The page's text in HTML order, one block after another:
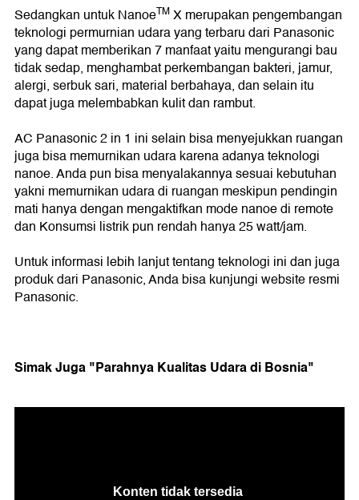
Sedangkan untuk NanoeTM X merupakan pengembangan
teknologi permurnian udara yang terbaru dari Panasonic
yang dapat memberikan 7 manfaat yaitu mengurangi bau
tidak sedap, menghambat perkembangan bakteri, jamur,
alergi, serbuk sari, material berbahaya, dan selain itu
dapat juga melembabkan kulit dan rambut.
AC Panasonic 2 in 1 ini selain bisa menyejukkan ruangan
juga bisa memurnikan udara karena adanya teknologi
nanoe. Anda pun bisa menyalakannya sesuai kebutuhan
yakni memurnikan udara di ruangan meskipun pendingin
mati hanya dengan mengaktifkan mode nanoe di remote
dan Konsumsi listrik pun rendah hanya 25 watt/jam.
Untuk informasi lebih lanjut tentang teknologi ini dan juga
produk dari Panasonic, Anda bisa kunjungi website resmi
Panasonic.
Simak Juga "Parahnya Kualitas Udara di Bosnia"